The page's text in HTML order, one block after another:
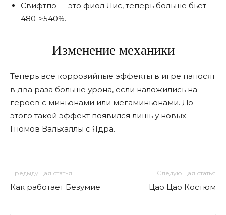
Свифтпо — это фиол Лис, теперь больше бьет
480->540%.
Изменение механики
Теперь все коррозийные эффекты в игре наносят
в два раза больше урона, если наложились на
героев с миньонами или мегаминьонами. До
этого такой эффект появился лишь у новых
Гномов Вальхаллы с Ядра.
Предыдущая статья
Как работает Безумие
Следующая статья
Цао Цао Костюм